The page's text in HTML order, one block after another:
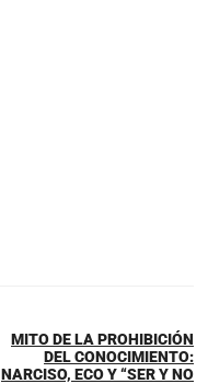
MITO DE LA PROHIBICIÓN
DEL CONOCIMIENTO:
NARCISO, ECO Y “SER Y NO